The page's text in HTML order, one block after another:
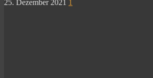
25. Dezember 2021 1